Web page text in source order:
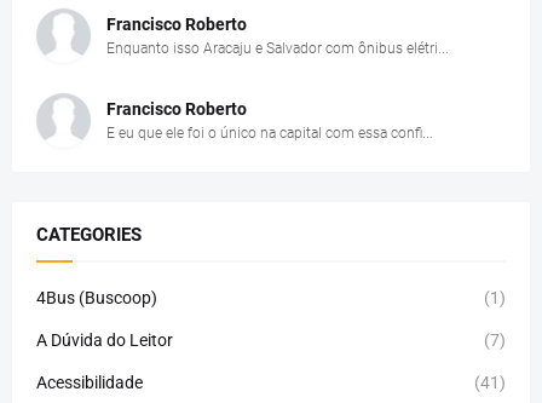
Francisco Roberto
Enquanto isso Aracaju e Salvador com ônibus elétri...
Francisco Roberto
E eu que ele foi o único na capital com essa confi...
CATEGORIES
4Bus (Buscoop) (1)
A Dúvida do Leitor (7)
Acessibilidade (41)